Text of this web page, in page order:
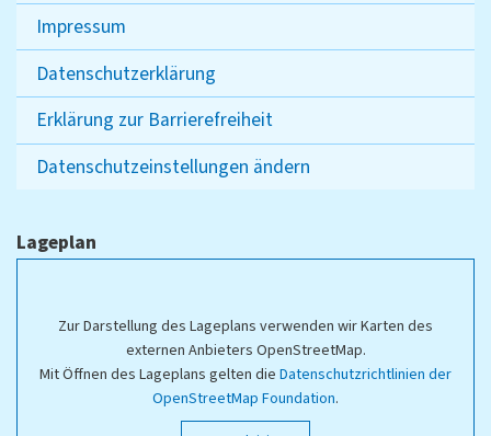
Impressum
Datenschutzerklärung
Erklärung zur Barrierefreiheit
Datenschutzeinstellungen ändern
Lageplan
Zur Darstellung des Lageplans verwenden wir Karten des
externen Anbieters OpenStreetMap.
Mit Öffnen des Lageplans gelten die Datenschutzrichtlinien der
OpenStreetMap Foundation.